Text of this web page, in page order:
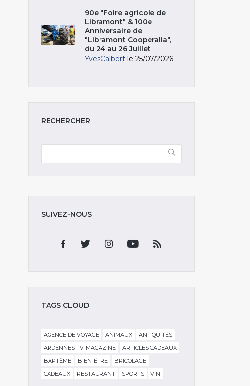
90e "Foire agricole de
Libramont" & 100e
Anniversaire de
"Libramont Coopéralia",
du 24 au 26 Juillet
YvesCalbert le 25/07/2026
RECHERCHER
SUIVEZ-NOUS
TAGS CLOUD
AGENCE DE VOYAGE ANIMAUX
ANTIQUITÉS
ARDENNES TV-MAGAZINE
ARTICLES CADEAUX
BAPTÊME
BIEN-ÊTRE
BRICOLAGE
CADEAUX
RESTAURANT SPORTS VIN